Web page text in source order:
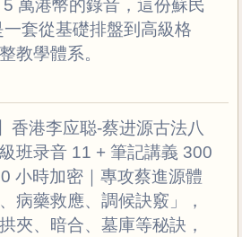
萬港幣的錄音，這份蘇民
套從基礎排盤到高級格
教學體系。
香港李应聪-蔡进源古法八
班录音 11 + 筆記講義 300
小時加密｜專攻蔡進源體
病藥救應、調候訣竅」，
夾、暗合、墓庫等秘訣，